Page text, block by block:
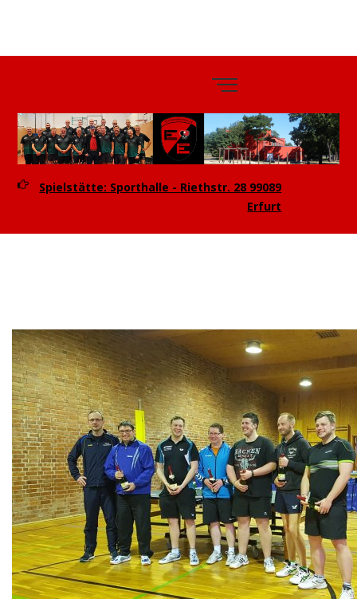
Spielstätte: Sporthalle - Riethstr. 28 99089
Erfurt